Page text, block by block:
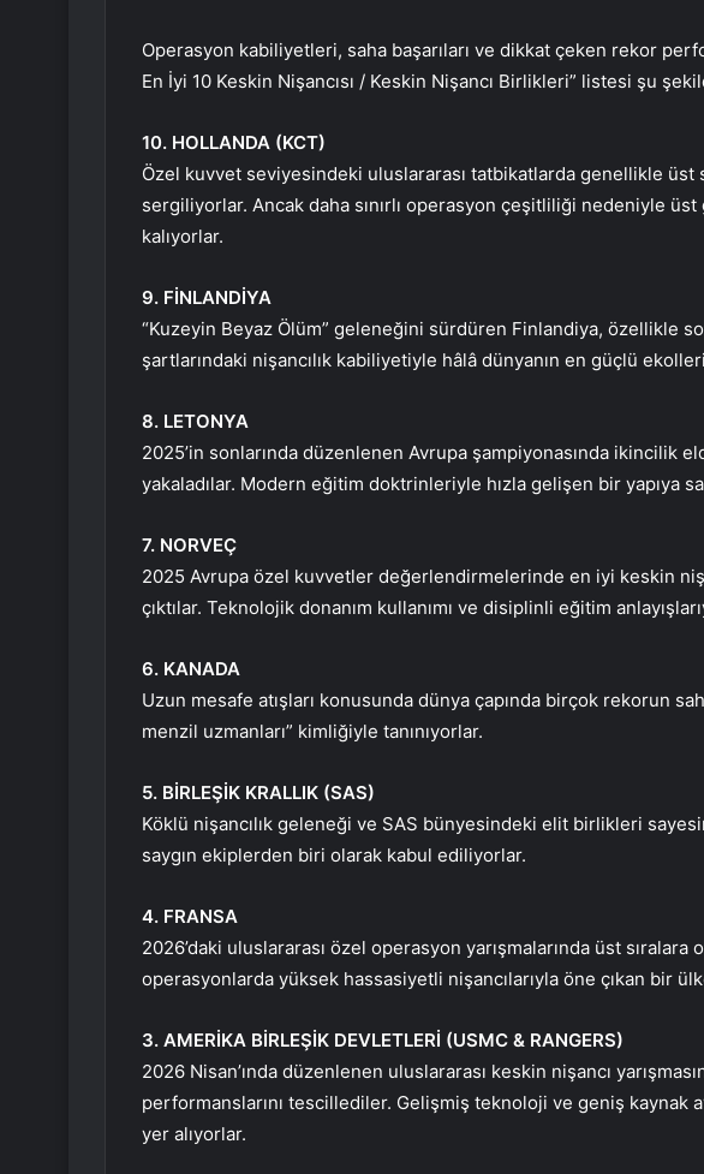
Operasyon kabiliyetleri, saha başarıları ve dikkat çeken rekor
En İyi 10 Keskin Nişancısı / Keskin Nişancı Birlikleri” listesi şu
10. HOLLANDA (KCT)
Özel kuvvet seviyesindeki uluslararası tatbikatlarda genellikle üst
sergiliyorlar. Ancak daha sınırlı operasyon çeşitliliği nedeniyle
kalıyorlar.
9. FİNLANDİYA
“Kuzeyin Beyaz Ölüm” geleneğini sürdüren Finlandiya, özellikle
şartlarındaki nişancılık kabiliyetiyle hâlâ dünyanın en güçlü
8. LETONYA
2025’in sonlarında düzenlenen Avrupa şampiyonasında ikincilik
yakaladılar. Modern eğitim doktrinleriyle hızla gelişen bir yapıya
7. NORVEÇ
2025 Avrupa özel kuvvetler değerlendirmelerinde en iyi keskin
çıktılar. Teknolojik donanım kullanımı ve disiplinli eğitim
6. KANADA
Uzun mesafe atışları konusunda dünya çapında birçok rekorun
menzil uzmanları” kimliğiyle tanınıyorlar.
5. BİRLEŞİK KRALLIK (SAS)
Köklü nişancılık geleneği ve SAS bünyesindeki elit birlikleri
saygın ekiplerden biri olarak kabul ediliyorlar.
4. FRANSA
2026’daki uluslararası özel operasyon yarışmalarında üst
operasyonlarda yüksek hassasiyetli nişancılarıyla öne çıkan bir
3. AMERİKA BİRLEŞİK DEVLETLERİ (USMC & RANGERS)
2026 Nisan’ında düzenlenen uluslararası keskin nişancı
performanslarını tescillediler. Gelişmiş teknoloji ve geniş kaynak
yer alıyorlar.